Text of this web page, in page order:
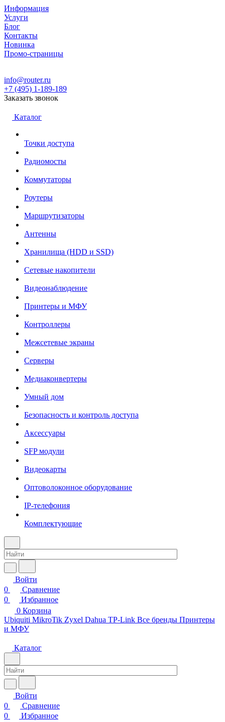
Информация
Услуги
Блог
Контакты
Новинка
Промо-страницы
info@router.ru
+7 (495) 1-189-189
Заказать звонок
Каталог
Точки доступа
Радиомосты
Коммутаторы
Роутеры
Маршрутизаторы
Антенны
Хранилища (HDD и SSD)
Сетевые накопители
Видеонаблюдение
Принтеры и МФУ
Контроллеры
Межсетевые экраны
Серверы
Медиаконвертеры
Умный дом
Безопасность и контроль доступа
Аксессуары
SFP модули
Видеокарты
Оптоволоконное оборудование
IP-телефония
Комплектующие
Войти
0
Сравнение
0
Избранное
0 Корзина
Ubiquiti MikroTik Zyxel Dahua TP-Link Все бренды Принтеры
и МФУ
Каталог
Войти
0
Сравнение
0
Избранное